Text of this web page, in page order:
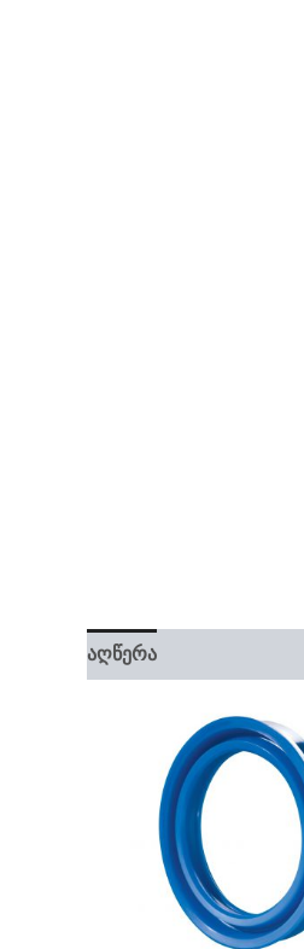
აღწერა